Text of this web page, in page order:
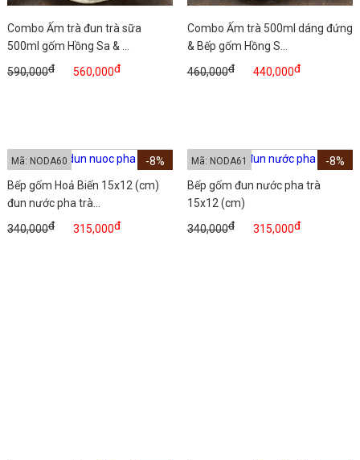
Combo Ấm trà đun trà sữa
500ml gốm Hồng Sa & ...
590,000đ 560,000đ
Combo Ấm trà 500ml dáng đứng
& Bếp gốm Hồng S...
460,000đ 440,000đ
Bếp gốm Hoả Biến 15x12 (cm)
đun nước pha trà...
340,000đ 315,000đ
-8%
Mã: NODA60
Bếp gốm đun nước pha trà
15x12 (cm)
340,000đ 315,000đ
-8%
Mã: NODA61